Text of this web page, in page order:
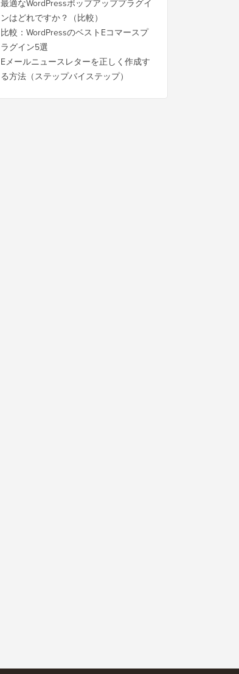
最適なWordPressポップアッププラグイ
ンはどれですか？（比較）
比較：WordPressのベストEコマースプ
ラグイン5選
Eメールニュースレターを正しく作成す
る方法（ステップバイステップ）